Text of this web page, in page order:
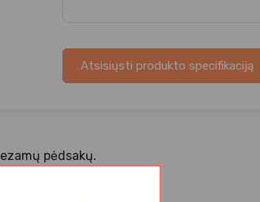
Atsisiųsti produkto specifikaciją
pėdsakų.